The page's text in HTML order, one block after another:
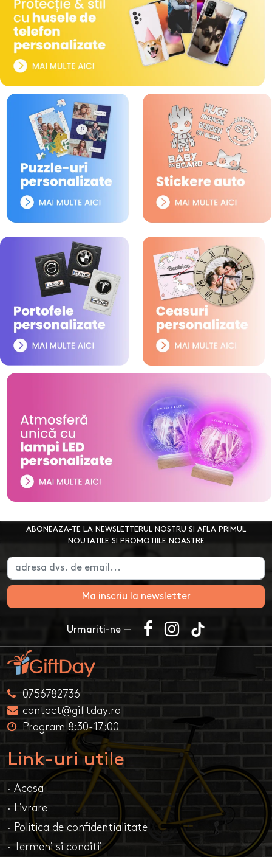
ABONEAZA-TE LA NEWSLETTERUL NOSTRU SI AFLA PRIMUL
NOUTATILE SI PROMOTIILE NOASTRE
Ma inscriu la newsletter
Urmariti-ne —
0756782736
contact@giftday.ro
Program 8:30-17:00
Link-uri utile
· Acasa
· Livrare
· Politica de confidentialitate
· Termeni si conditii